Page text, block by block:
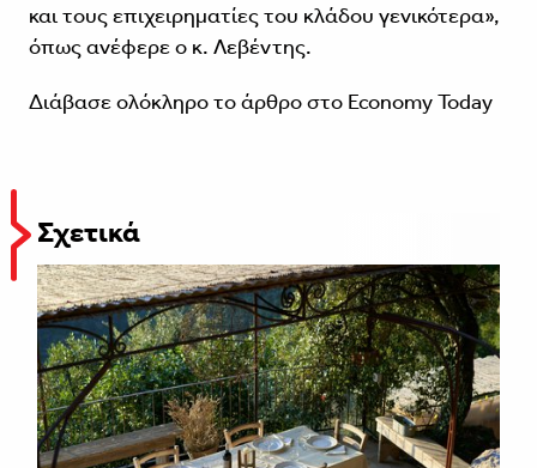
και τους επιχειρηματίες του κλάδου γενικότερα»,
όπως ανέφερε ο κ. Λεβέντης.
Διάβασε ολόκληρο το άρθρο στο Economy Today
Σχετικά